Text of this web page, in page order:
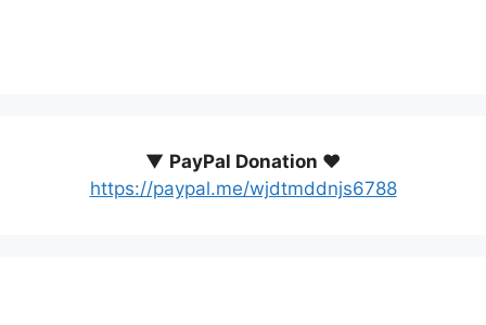
▼ PayPal Donation ♥️
https://paypal.me/wjdtmddnjs6788